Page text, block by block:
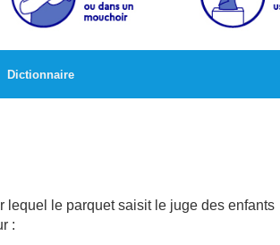
Dictionnaire
lequel le parquet saisit le juge des enfants
: